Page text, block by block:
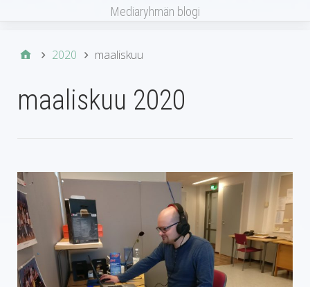
Mediaryhmän blogi
2020 maaliskuu
maaliskuu 2020